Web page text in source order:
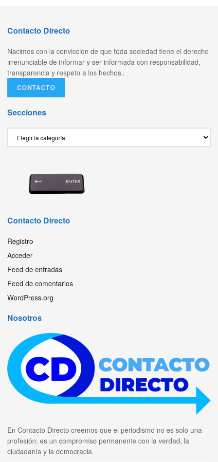
Contacto Directo
Nacimos con la convicción de que toda sociedad tiene el derecho
irrenunciable de informar y ser informada con responsabilidad,
transparencia y respeto a los hechos..
CONTACTO
Secciones
Contacto Directo
Registro
Acceder
Feed de entradas
Feed de comentarios
WordPress.org
Nosotros
En Contacto Directo creemos que el periodismo no es solo una
profesión: es un compromiso permanente con la verdad, la
ciudadanía y la democracia.